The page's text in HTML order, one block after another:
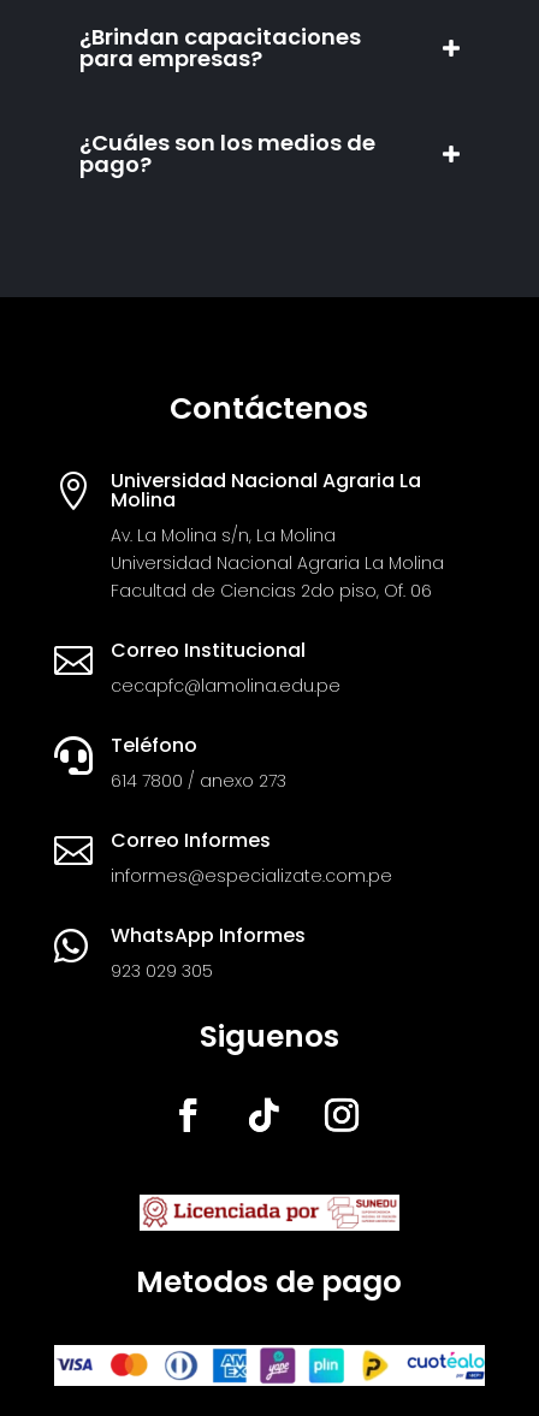
¿Brindan capacitaciones
para empresas?
¿Cuáles son los medios de
pago?
Contáctenos
 Universidad Nacional Agraria La
Molina
Av. La Molina s/n, La Molina
Universidad Nacional Agraria La Molina
Facultad de Ciencias 2do piso, Of. 06
 Correo Institucional
cecapfc@lamolina.edu.pe
 Teléfono
614 7800 / anexo 273
 Correo Informes
informes@especializate.com.pe
 WhatsApp Informes
923 029 305
Siguenos
Metodos de pago